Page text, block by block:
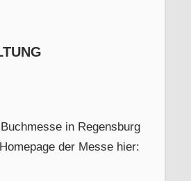
in Regensburg
der Messe hier: